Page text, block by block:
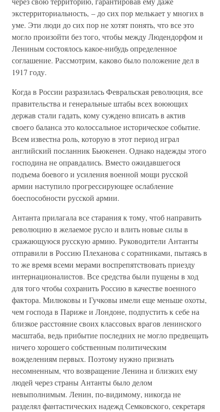
экстерриториальность, – до сих пор мелькает у многих в
уме. Эти люди до сих пор не хотят понять, что все это
могло произойти без того, чтобы между Людендорфом и
Лениным состоялось какое-нибудь определенное
соглашение. Рассмотрим, каково было положение дел в
1917 году.
Когда в России разразилась Февральская революция, все
правительства и генеральные штабы всех воюющих
держав стали гадать, кому суждено вписать в актив
своего баланса это колоссальное историческое событие.
Всем известна роль, которую в этот период играл
английский посланник Бьюкенен. Однако надежды этого
господина не оправдались. Вместо ожидавшегося
подъема боевого и усиления военной мощи русской
армии наступило прогрессирующее ослабление
боеспособности русской армии.
Антанта прилагала все старания к тому, чтоб направить
революцию в желаемое русло и влить новые силы в
сражающуюся русскую армию. Руководители Антанты
отправили в Россию Плеханова с соратниками, пытаясь в
то же время всеми мерами воспрепятствовать приезду
интернационалистов. Все средства были пущены в ход
для того чтобы сохранить Россию в качестве военного
фактора. Милюковы и Гучковы имели еще меньше охоты,
чем господа в Париже и Лондоне, подпустить к себе на
близкое расстояние своих классовых врагов ленинского
масштаба, ведь прибытие последних не могло предвещать
ничего хорошего собственным политическим
вожделениям первых. Поэтому нужно признать
несомненным, что возвращение Ленина и близких ему
людей через страны Антанты было делом
невыполнимым. Ленин, по-видимому, никогда не
разделял фантастических надежд Семковского, секретаря